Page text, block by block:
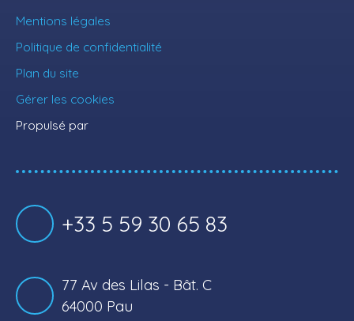
Mentions légales
Politique de confidentialité
Plan du site
Gérer les cookies
Propulsé par
+33 5 59 30 65 83
77 Av des Lilas - Bât. C
64000 Pau